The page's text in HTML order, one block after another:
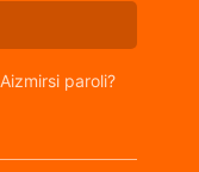
Aizmirsi paroli?